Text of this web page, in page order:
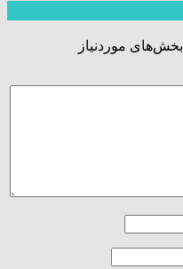
بخش‌های موردنیاز